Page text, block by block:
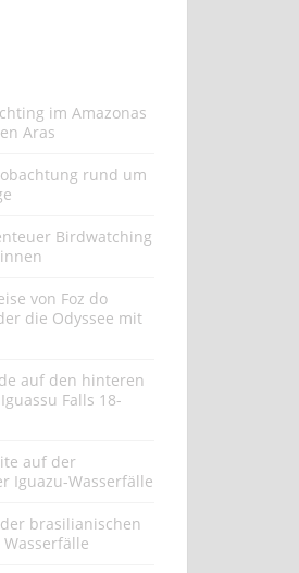
im Amazonas
Aras
rund um
Birdwatching
von Foz do
die Odyssee mit
auf den hinteren
Falls 18-
auf der
Iguazu-Wasserfälle
brasilianischen